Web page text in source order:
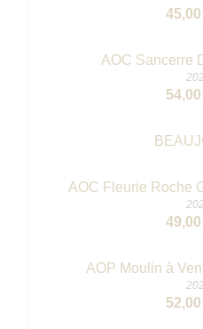
AOC Sancerre
AOC Fleurie Roche
AOP Moulin à